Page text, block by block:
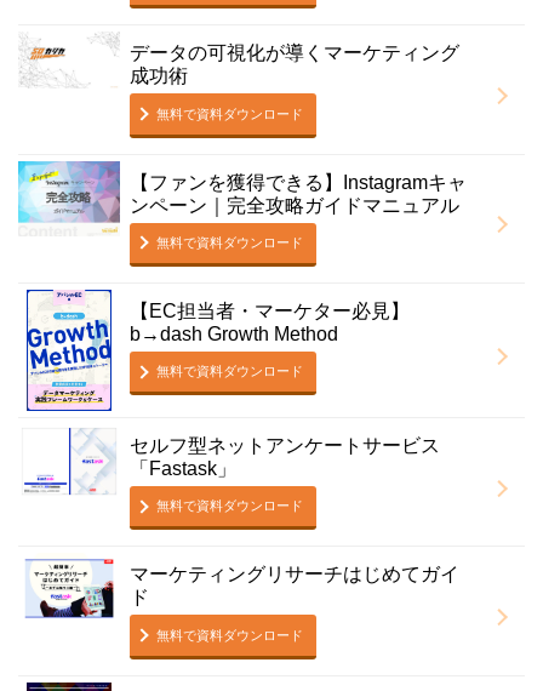
データの可視化が導くマーケティング
成功術
無料で資料ダウンロード
【ファンを獲得できる】Instagramキャ
ンペーン｜完全攻略ガイドマニュアル
無料で資料ダウンロード
【EC担当者・マーケター必見】
b→dash Growth Method
無料で資料ダウンロード
セルフ型ネットアンケートサービス
「Fastask」
無料で資料ダウンロード
マーケティングリサーチはじめてガイ
ド
無料で資料ダウンロード